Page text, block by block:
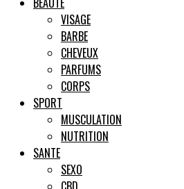
Male
VISAGE
BARBE
CHEVEUX
PARFUMS
CORPS
SPORT
MUSCULATION
NUTRITION
SANTE
SEXO